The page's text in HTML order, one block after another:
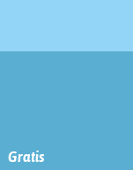
Gratis